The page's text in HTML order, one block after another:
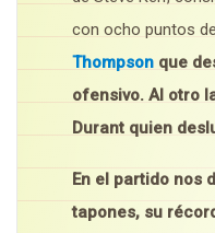
con ocho puntos
Thompson que
ofensivo. Al otro
Durant quien
En el partido nos
tapones, su